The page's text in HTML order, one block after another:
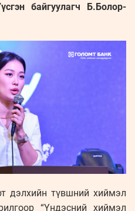
байгуулагч Б.Болор-
дэлхийн түвшний хиймэл
“Үндэсний хиймэл